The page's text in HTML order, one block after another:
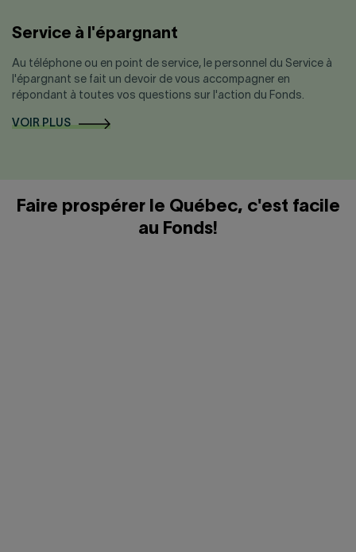
Service à l'épargnant
Au téléphone ou en point de service, le personnel du Service à
l'épargnant se fait un devoir de vous accompagner en
répondant à toutes vos questions sur l'action du Fonds.
VOIR PLUS
Faire prospérer le Québec, c'est facile
au Fonds!